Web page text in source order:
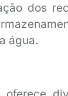
dos
água.